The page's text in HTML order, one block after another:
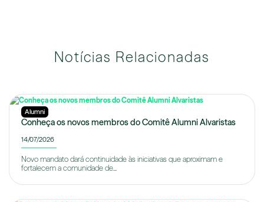
Notícias Relacionadas
Alumni
Conheça os novos membros do Comitê Alumni Alvaristas
14/07/2026
Novo mandato dará continuidade às iniciativas que aproximam e
fortalecem a comunidade de...